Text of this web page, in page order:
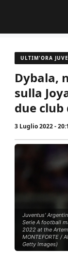
contenuto
ULTIM'ORA
Dybala,
sulla
due club
3 Luglio 2022 -
Juventus'
Serie A football
2022 at the
MONTEFORTE /
Getty Images)